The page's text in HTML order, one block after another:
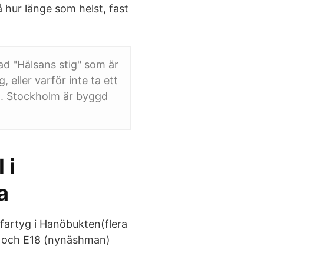
hur länge som helst, fast
"Hälsans stig" som är
eller varför inte ta ett
Stockholm är byggd
i
i Hanöbukten(flera
E18 (nynäshman)